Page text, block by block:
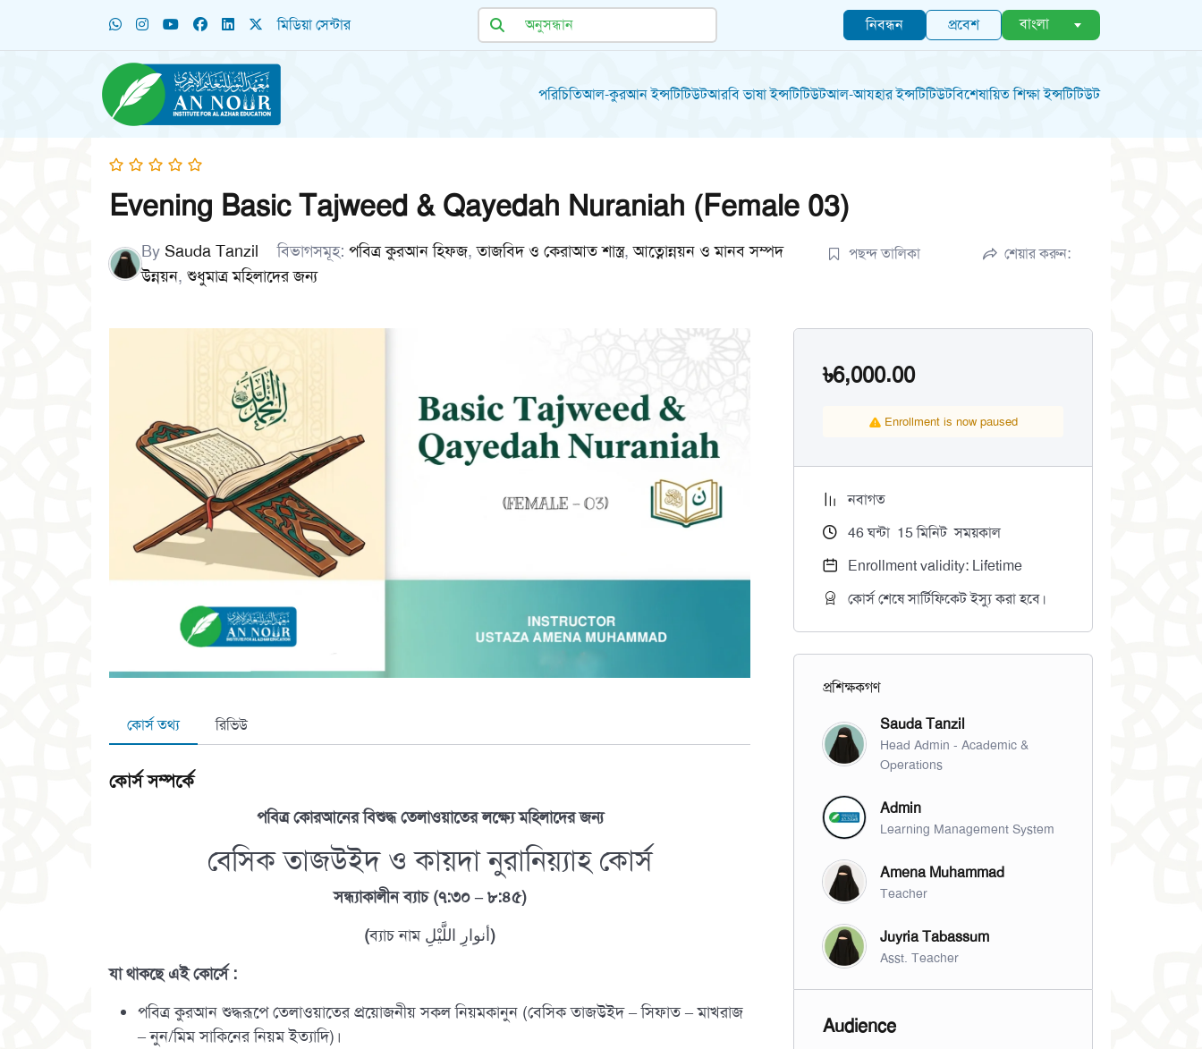
মিডিয়া সেন্টার নিবন্ধন প্রবেশ বাংলা
পরিচিতিআল-কুরআন ইন্সটিটিউটআরবি ভাষা ইন্সটিটিউটআল-আযহার ইন্সটিটিউটবিশেষায়িত শিক্ষা ইন্সটিটিউট
Evening Basic Tajweed & Qayedah Nuraniah (Female 03)
By Sauda Tanzil বিভাগসমূহ: পবিত্র কুরআন হিফজ,তাজবিদ ও কেরাআত শাস্ত্র,আত্নোন্নয়ন ও মানব সম্পদ
উন্নয়ন, শুধুমাত্র মহিলাদের জন্য
পছন্দ তালিকা শেয়ার করুন:
কোর্স তথ্য রিভিউ
কোর্স সম্পর্কে
পবিত্র কোরআনের বিশুদ্ধ তেলাওয়াতের লক্ষ্যে মহিলাদের জন্য
বেসিক তাজউইদ ও কায়দা নুরানিয়্যাহ কোর্স
সন্ধ্যাকালীন ব্যাচ(৭:৩০ – ৮:৪৫)
(
ব্যাচ নাম أنوارِ اللَّيْلِ)
যা থাকছে এই কোর্সে :
পবিত্র কুরআন শুদ্ধরূপে তেলাওয়াতের প্রয়োজনীয় সকল নিয়মকানুন (বেসিক তাজউইদ – সিফাত – মাখরাজ
– নুন/মিম সাকিনের নিয়ম ইত্যাদি)।
৳6,000.00
Enrollment is now paused
নবাগত
46ঘন্টা 15মিনিট সময়কাল
Enrollment validity: Lifetime
কোর্স শেষে সার্টিফিকেট ইস্যু করা হবে।
প্রশিক্ষকগণ
Sauda Tanzil
Head Admin - Academic &
Operations
Admin
Learning Management System
Amena Muhammad
Teacher
Juyria Tabassum
Asst. Teacher
Audience